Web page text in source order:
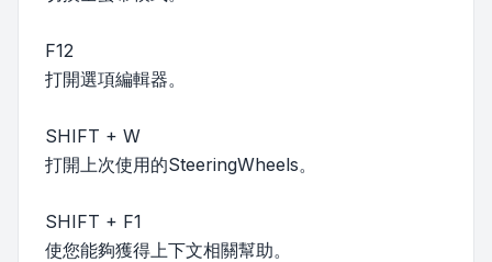
F12
打開選項編輯器。
SHIFT + W
打開上次使用的SteeringWheels。
SHIFT + F1
使您能夠獲得上下文相關幫助。